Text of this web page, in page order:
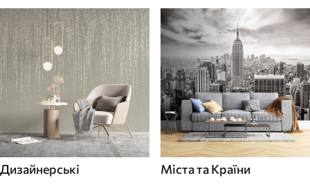
Дизайнерські Міста та Країни